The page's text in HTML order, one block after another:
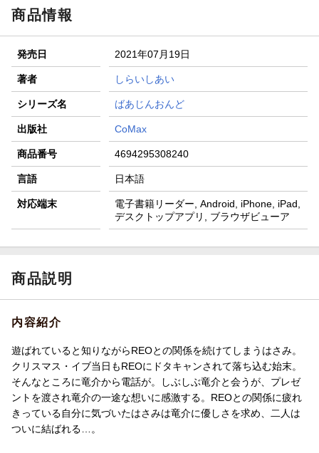
商品情報
発売日 2021年07月19日
著者 しらいしあい
シリーズ名 ばあじんおんど
出版社 CoMax
商品番号 4694295308240
言語 日本語
対応端末
電子書籍リーダー, Android, iPhone, iPad,
デスクトップアプリ, ブラウザビューア
商品説明
内容紹介
遊ばれていると知りながらREOとの関係を続けてしまうはさみ。
クリスマス・イブ当日もREOにドタキャンされて落ち込む始末。
そんなところに竜介から電話が。しぶしぶ竜介と会うが、プレゼ
ントを渡され竜介の一途な想いに感激する。REOとの関係に疲れ
きっている自分に気づいたはさみは竜介に優しさを求め、二人は
ついに結ばれる…。